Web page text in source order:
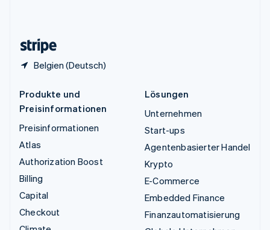
Belgien (Deutsch)
Produkte und
Preisinformationen
Preisinformationen
Atlas
Authorization Boost
Billing
Capital
Checkout
Lösungen
Unternehmen
Start-ups
Agentenbasierter Handel
Krypto
E-Commerce
Embedded Finance
Finanzautomatisierung